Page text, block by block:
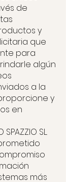
de
y
que
para
algún
a la
y
en
SPAZZIO SL.
más